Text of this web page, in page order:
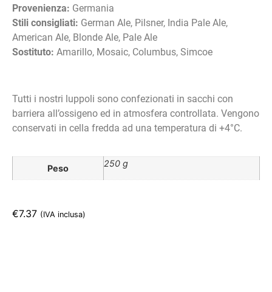
Provenienza: Germania
Stili consigliati: German Ale, Pilsner, India Pale Ale,
American Ale, Blonde Ale, Pale Ale
Sostituto: Amarillo, Mosaic, Columbus, Simcoe
Tutti i nostri luppoli sono confezionati in sacchi con
barriera all’ossigeno ed in atmosfera controllata. Vengono
conservati in cella fredda ad una temperatura di +4°C.
Peso 250 g
€7.37 (IVA inclusa)